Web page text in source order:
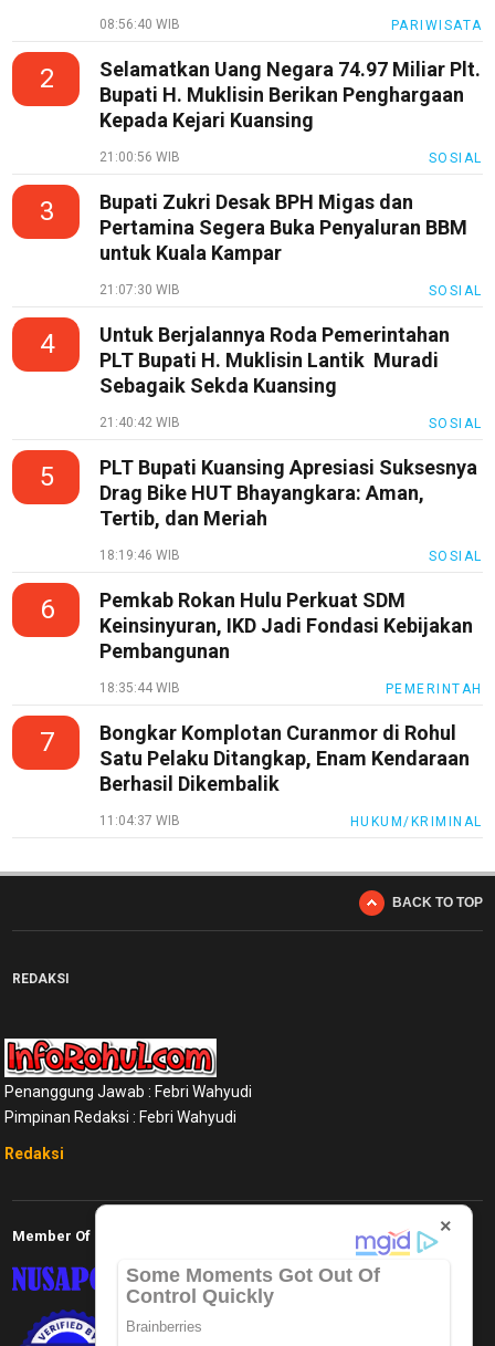
08:56:40 WIB PARIWISATA
2
Selamatkan Uang Negara 74.97 Miliar Plt.
Bupati H. Muklisin Berikan Penghargaan
Kepada Kejari Kuansing
21:00:56 WIB SOSIAL
3
Bupati Zukri Desak BPH Migas dan
Pertamina Segera Buka Penyaluran BBM
untuk Kuala Kampar
21:07:30 WIB SOSIAL
4
Untuk Berjalannya Roda Pemerintahan
PLT Bupati H. Muklisin Lantik Muradi
Sebagaik Sekda Kuansing
21:40:42 WIB SOSIAL
5
PLT Bupati Kuansing Apresiasi Suksesnya
Drag Bike HUT Bhayangkara: Aman,
Tertib, dan Meriah
18:19:46 WIB SOSIAL
6
Pemkab Rokan Hulu Perkuat SDM
Keinsinyuran, IKD Jadi Fondasi Kebijakan
Pembangunan
18:35:44 WIB PEMERINTAH
7
Bongkar Komplotan Curanmor di Rohul
Satu Pelaku Ditangkap, Enam Kendaraan
Berhasil Dikembalik
11:04:37 WIB HUKUM/KRIMINAL
BACK TO TOP
REDAKSI
Penanggung Jawab : Febri Wahyudi
Pimpinan Redaksi : Febri Wahyudi
Redaksi
Member Of
Smartphone
Guide
TeknoGame
Recipes
Loker
KuansingTerkini
Bisnis
LabuhanBatu
Nusapos
Disclaimer
Kami
Pedoman
Media
Siber
All
×